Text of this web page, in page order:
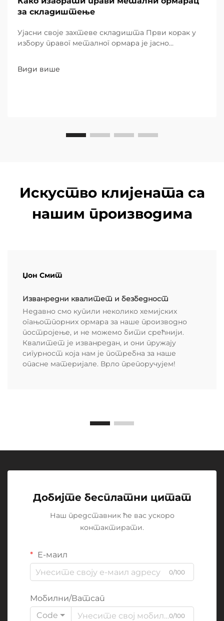
за складиштење
Ујасни своје захтеве складишта Први корак у
избору правог металног ормара је јасно
предмета које треба складиштити, било да су
Види више
Искуство клијената са
нашим производима
Џон Смит
Изванредни квалитет и безбедност
Недавно смо купили неколико хемијских
огањотпорних ормара за наше производно
постројење, и не можемо бити срећнији.
Квалитет је изванредан, и они пружају
сигурност која нам је потребна за наше
опасне материјале. Врло препоручујем!
Добијте бесплатни цитат
Наш представник ће вас ускоро
контактирати.
Е-маил
0/100
Мобилни/Ватсап
Code
0/100